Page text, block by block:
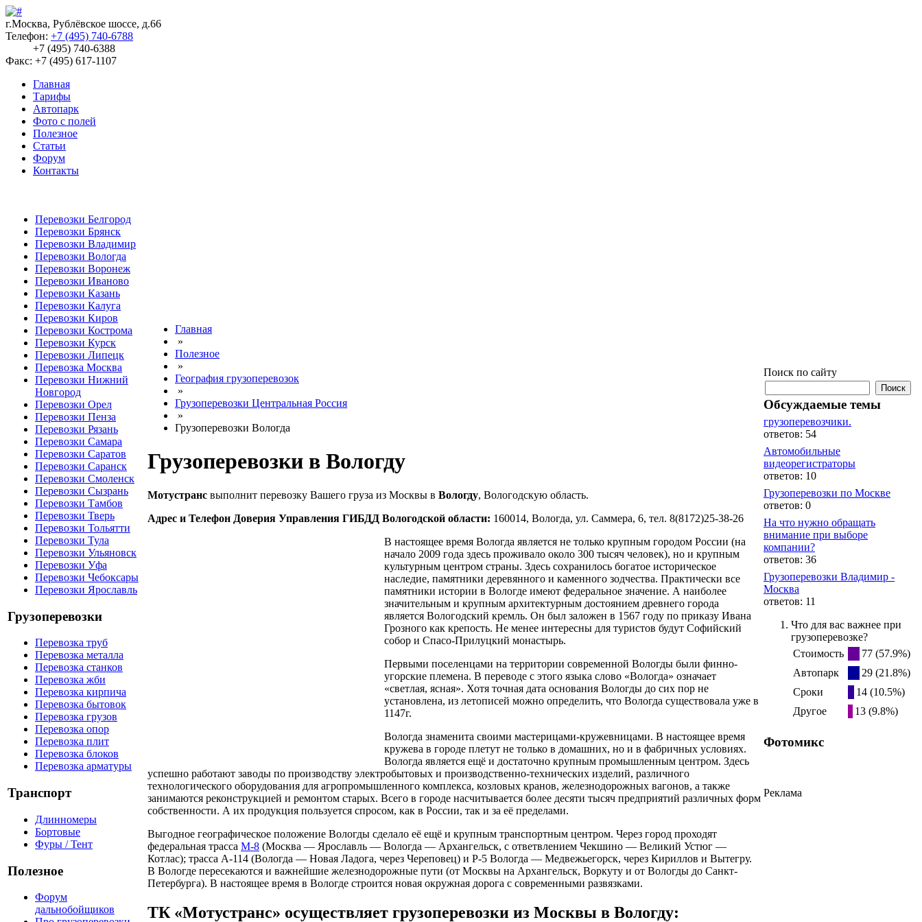
г.Москва, Рублёвское шоссе, д.66
Телефон: +7 (495) 740-6788
+7 (495) 740-6388
Факс: +7 (495) 617-1107
Главная
Тарифы
Автопарк
Фото с полей
Полезное
Статьи
Форум
Контакты
Перевозки Белгород
Перевозки Брянск
Перевозки Владимир
Перевозки Вологда
Перевозки Воронеж
Перевозки Иваново
Перевозки Казань
Перевозки Калуга
Перевозки Киров
Перевозки Кострома
Перевозки Курск
Перевозки Липецк
Перевозка Москва
Перевозки Нижний
Новгород
Перевозки Орел
Перевозки Пенза
Перевозки Рязань
Перевозки Самара
Перевозки Саратов
Перевозки Саранск
Перевозки Смоленск
Перевозки Сызрань
Перевозки Тамбов
Перевозки Тверь
Перевозки Тольятти
Перевозки Тула
Перевозки Ульяновск
Перевозки Уфа
Перевозки Чебоксары
Перевозки Ярославль
Грузоперевозки
Перевозка труб
Перевозка металла
Перевозка станков
Перевозка жби
Перевозка кирпича
Перевозка бытовок
Перевозка грузов
Перевозка опор
Перевозка плит
Перевозка блоков
Перевозка арматуры
Транспорт
Длинномеры
Бортовые
Фуры / Тент
Полезное
Форум
дальнобойщиков
Главная
»
Полезное
»
География грузоперевозок
»
Грузоперевозки Центральная Россия
»
Грузоперевозки Вологда
Грузоперевозки в Вологду
Мотустранс выполнит перевозку Вашего груза из Москвы в Вологду, Вологодскую область.
Адрес и Телефон Доверия Управления ГИБДД Вологодской области: 160014, Вологда, ул. Саммера, 6, тел. 8(8172)25-38-26
В настоящее время Вологда является не только крупным городом России (на
начало 2009 года здесь проживало около 300 тысяч человек), но и крупным
культурным центром страны. Здесь сохранилось богатое историческое
наследие, памятники деревянного и каменного зодчества. Практически все
памятники истории в Вологде имеют федеральное значение. А наиболее
значительным и крупным архитектурным достоянием древнего города
является Вологодский кремль. Он был заложен в 1567 году по приказу Ивана
Грозного как крепость. Не менее интересны для туристов будут Софийский
собор и Спасо-Прилуцкий монастырь.
Первыми поселенцами на территории современной Вологды были финно-
угорские племена. В переводе с этого языка слово «Вологда» означает
«светлая, ясная». Хотя точная дата основания Вологды до сих пор не
установлена, из летописей можно определить, что Вологда существовала уже в
1147г.
Вологда знаменита своими мастерицами-кружевницами. В настоящее время
кружева в городе плетут не только в домашних, но и в фабричных условиях.
Вологда является ещё и достаточно крупным промышленным центром. Здесь
успешно работают заводы по производству электробытовых и производственно-технических изделий, различного
технологического оборудования для агропромышленного комплекса, козловых кранов, железнодорожных вагонов, а также
занимаются реконструкцией и ремонтом старых. Всего в городе насчитывается более десяти тысяч предприятий различных форм
собственности. А их продукция пользуется спросом, как в России, так и за её пределами.
Выгодное географическое положение Вологды сделало её ещё и крупным транспортным центром. Через город проходят
федеральная трасса М-8 (Москва — Ярославль — Вологда — Архангельск, с ответвлением Чекшино — Великий Устюг —
Котлас); трасса А-114 (Вологда — Новая Ладога, через Череповец) и Р-5 Вологда — Медвежьегорск, через Кириллов и Вытегру.
В Вологде пересекаются и важнейшие железнодорожные пути (от Москвы на Архангельск, Воркуту и от Вологды до Санкт-
Петербурга). В настоящее время в Вологде строится новая окружная дорога с современными развязками.
ТК «Мотустранс» осуществляет грузоперевозки из Москвы в Вологду:
Поиск по сайту
Обсуждаемые темы
грузоперевозчики.
ответов: 54
Автомобильные
видеорегистраторы
ответов: 10
Грузоперевозки по Москве
ответов: 0
На что нужно обращать
внимание при выборе
компании?
ответов: 36
Грузоперевозки Владимир -
Москва
ответов: 11
Что для вас важнее при
грузоперевозке?
Стоимость
77 (57.9%)
Автопарк
29 (21.8%)
Сроки
14 (10.5%)
Другое
13 (9.8%)
Фотомикс
Реклама